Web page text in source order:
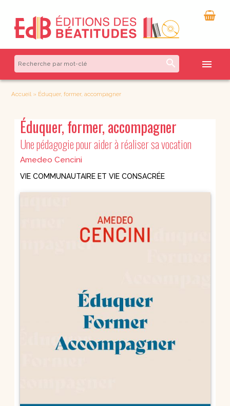
search menu
Accueil» Éduquer, former, accompagner
Éduquer, former, accompagner
Une pédagogie pour aider à réaliser sa vocation
Amedeo Cencini
VIE COMMUNAUTAIRE ET VIE CONSACRÉE